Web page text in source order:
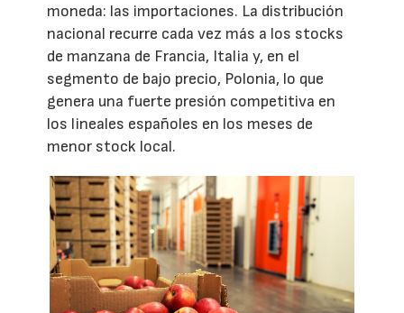
moneda: las importaciones. La distribución
nacional recurre cada vez más a los stocks
de manzana de Francia, Italia y, en el
segmento de bajo precio, Polonia, lo que
genera una fuerte presión competitiva en
los lineales españoles en los meses de
menor stock local.